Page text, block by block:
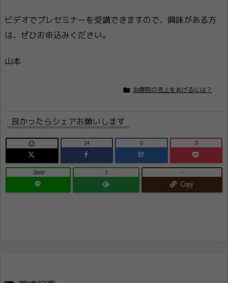
ビデオでプレセミナーを受講できますので、興味がある方
は、ぜひお申込みください。
山本
 治療院の売上をあげるには？
良かったらシェアお願いします
 14
B!
0 0
Send 1
Copy
-